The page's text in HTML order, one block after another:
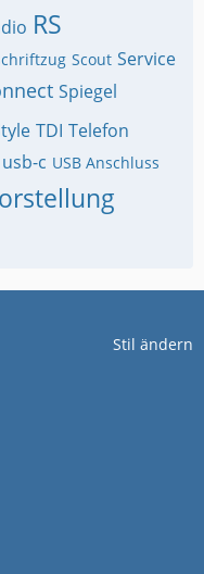
RS
Scout Service
Spiegel
TDI Telefon
usb-c USB Anschluss
Stil ändern